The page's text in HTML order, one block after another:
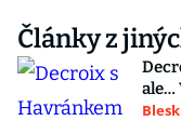
Články z
ale…